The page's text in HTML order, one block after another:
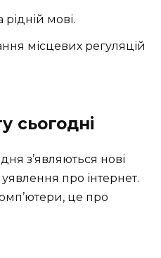
мові.
місцевих регуляцій
сьогодні
з’являються нові
уявлення про інтернет.
це про